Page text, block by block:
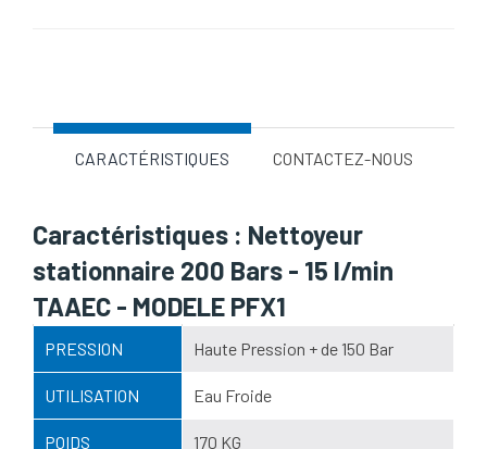
CARACTÉRISTIQUES CONTACTEZ-NOUS
Caractéristiques : Nettoyeur
stationnaire 200 Bars - 15 l/min
TAAEC - MODELE PFX1
PRESSION Haute Pression + de 150 Bar
UTILISATION Eau Froide
POIDS 170 KG